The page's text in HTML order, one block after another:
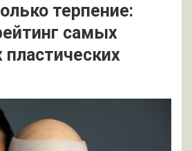
терпение:
самых